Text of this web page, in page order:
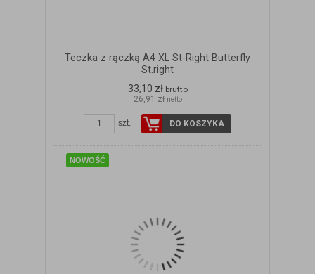
Teczka z rączką A4 XL St-Right Butterfly
St.right
33,10 zł brutto
26,91 zł netto
szt. DO KOSZYKA
ZOBACZ SZCZEGÓŁY
NOWOŚĆ